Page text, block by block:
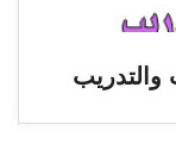
والتدريب